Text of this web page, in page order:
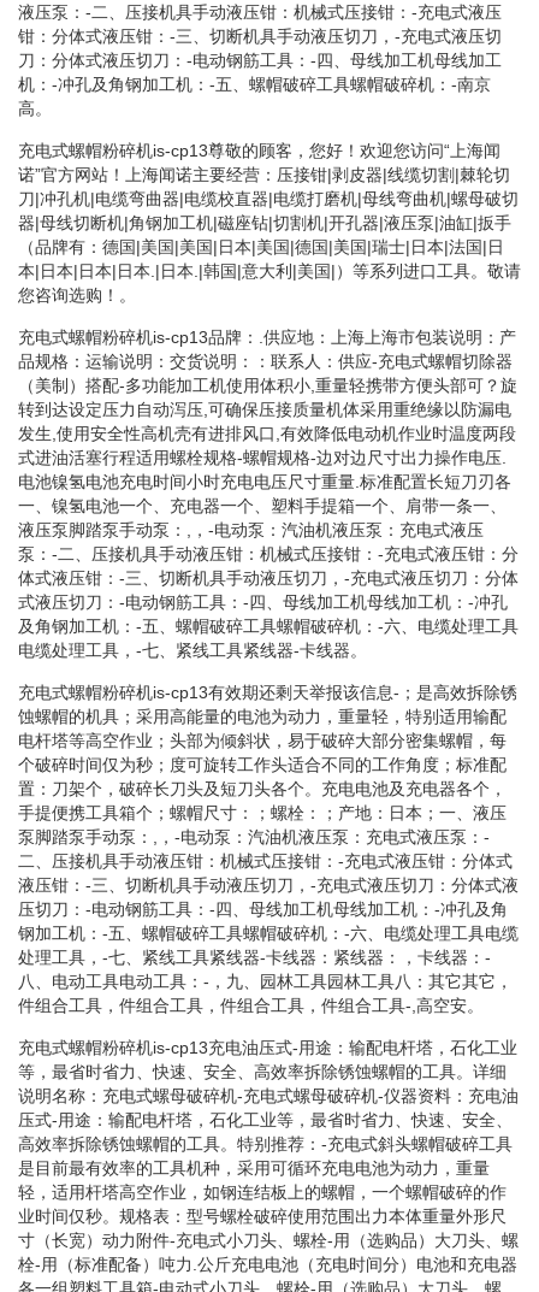
液压泵：-二、压接机具手动液压钳：机械式压接钳：-充电式液压
钳：分体式液压钳：-三、切断机具手动液压切刀，-充电式液压切
刀：分体式液压切刀：-电动钢筋工具：-四、母线加工机母线加工
机：-冲孔及角钢加工机：-五、螺帽破碎工具螺帽破碎机：-南京
高。
充电式螺帽粉碎机is-cp13尊敬的顾客，您好！欢迎您访问“上海闻
诺”官方网站！上海闻诺主要经营：压接钳|剥皮器|线缆切割|棘轮切
刀|冲孔机|电缆弯曲器|电缆校直器|电缆打磨机|母线弯曲机|螺母破切
器|母线切断机|角钢加工机|磁座钻|切割机|开孔器|液压泵|油缸|扳手
（品牌有：德国|美国|美国|日本|美国|德国|美国|瑞士|日本|法国|日
本|日本|日本|日本.|日本.|韩国|意大利|美国|）等系列进口工具。敬请
您咨询选购！。
充电式螺帽粉碎机is-cp13品牌：.供应地：上海上海市包装说明：产
品规格：运输说明：交货说明：：联系人：供应-充电式螺帽切除器
（美制）搭配-多功能加工机使用体积小,重量轻携带方便头部可？旋
转到达设定压力自动泻压,可确保压接质量机体采用重绝缘以防漏电
发生,使用安全性高机壳有进排风口,有效降低电动机作业时温度两段
式进油活塞行程适用螺栓规格-螺帽规格-边对边尺寸出力操作电压.
电池镍氢电池充电时间小时充电电压尺寸重量.标准配置长短刀刃各
一、镍氢电池一个、充电器一个、塑料手提箱一个、肩带一条一、
液压泵脚踏泵手动泵：,，-电动泵：汽油机液压泵：充电式液压
泵：-二、压接机具手动液压钳：机械式压接钳：-充电式液压钳：分
体式液压钳：-三、切断机具手动液压切刀，-充电式液压切刀：分体
式液压切刀：-电动钢筋工具：-四、母线加工机母线加工机：-冲孔
及角钢加工机：-五、螺帽破碎工具螺帽破碎机：-六、电缆处理工具
电缆处理工具，-七、紧线工具紧线器-卡线器。
充电式螺帽粉碎机is-cp13有效期还剩天举报该信息-；是高效拆除锈
蚀螺帽的机具；采用高能量的电池为动力，重量轻，特别适用输配
电杆塔等高空作业；头部为倾斜状，易于破碎大部分密集螺帽，每
个破碎时间仅为秒；度可旋转工作头适合不同的工作角度；标准配
置：刀架个，破碎长刀头及短刀头各个。充电电池及充电器各个，
手提便携工具箱个；螺帽尺寸：；螺栓：；产地：日本；一、液压
泵脚踏泵手动泵：,，-电动泵：汽油机液压泵：充电式液压泵：-
二、压接机具手动液压钳：机械式压接钳：-充电式液压钳：分体式
液压钳：-三、切断机具手动液压切刀，-充电式液压切刀：分体式液
压切刀：-电动钢筋工具：-四、母线加工机母线加工机：-冲孔及角
钢加工机：-五、螺帽破碎工具螺帽破碎机：-六、电缆处理工具电缆
处理工具，-七、紧线工具紧线器-卡线器：紧线器：，卡线器：-
八、电动工具电动工具：-，九、园林工具园林工具八：其它其它，
件组合工具，件组合工具，件组合工具，件组合工具-,高空安。
充电式螺帽粉碎机is-cp13充电油压式-用途：输配电杆塔，石化工业
等，最省时省力、快速、安全、高效率拆除锈蚀螺帽的工具。详细
说明名称：充电式螺母破碎机-充电式螺母破碎机-仪器资料：充电油
压式-用途：输配电杆塔，石化工业等，最省时省力、快速、安全、
高效率拆除锈蚀螺帽的工具。特别推荐：-充电式斜头螺帽破碎工具
是目前最有效率的工具机种，采用可循环充电电池为动力，重量
轻，适用杆塔高空作业，如钢连结板上的螺帽，一个螺帽破碎的作
业时间仅秒。规格表：型号螺栓破碎使用范围出力本体重量外形尺
寸（长宽）动力附件-充电式小刀头、螺栓-用（选购品）大刀头、螺
栓-用（标准配备）吨力.公斤充电电池（充电时间分）电池和充电器